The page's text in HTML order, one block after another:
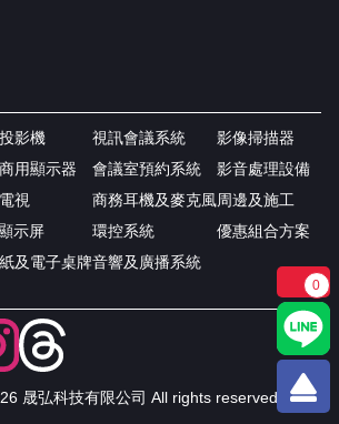
影機
用顯示器
視
示屏
及電子桌牌
視訊會議系統
會議室預約系統
商務耳機及麥克風
環控系統
音響及廣播系統
影像掃描器
影音處理設備
周邊及施工
優惠組合方案
晟弘科技有限公司 All rights reserved
0